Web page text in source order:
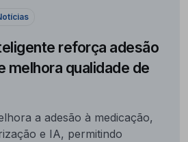
reforça adesão
melhora qualidade de
a adesão à medicação,
e IA, permitindo